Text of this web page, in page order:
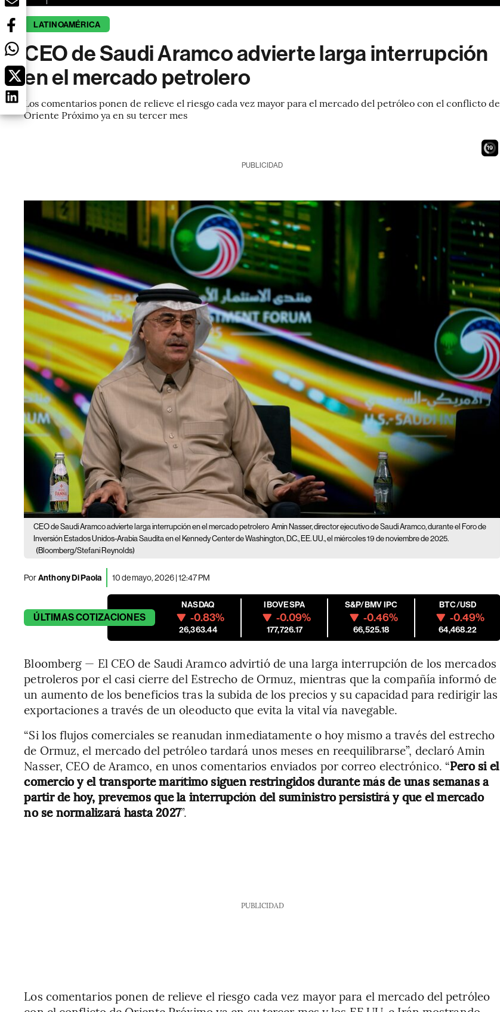
LATINOAMÉRICA
CEO de Saudi Aramco advierte larga interrupción
en el mercado petrolero
Los comentarios ponen de relieve el riesgo cada vez mayor para el mercado del petróleo con el conflicto de
Oriente Próximo ya en su tercer mes
17
PUBLICIDAD
CEO de Saudi Aramco advierte larga interrupción en el mercado petrolero Amin Nasser, director ejecutivo de Saudi Aramco, durante el Foro de
Inversión Estados Unidos-Arabia Saudita en el Kennedy Center de Washington, D.C., EE. UU., el miércoles 19 de noviembre de 2025.
(Bloomberg/Stefani Reynolds)
PorAnthony Di Paola 10 de mayo, 2026 | 12:47 PM
ÚLTIMASCOTIZACIONES
NASDAQ
-0.83%
26,363.44
IBOVESPA
-0.09%
177,726.17
S&P/BMV IPC
-0.46%
66,525.18
BTC/USD
-0.49%
64,468.22
Bloomberg — El CEO de Saudi Aramco advirtió de una larga interrupción de los mercados
petroleros por el casi cierre del Estrecho de Ormuz, mientras que la compañía informó de
un aumento de los beneficios tras la subida de los precios y su capacidad para redirigir las
exportaciones a través de un oleoducto que evita la vital vía navegable.
“Si los flujos comerciales se reanudan inmediatamente o hoy mismo a través del estrecho
de Ormuz, el mercado del petróleo tardará unos meses en reequilibrarse”, declaró Amin
Nasser, CEO de Aramco, en unos comentarios enviados por correo electrónico. “Pero si el
comercio y el transporte marítimo siguen restringidos durante más de unas semanas a
partir de hoy, prevemos que la interrupción del suministro persistirá y que el mercado
no se normalizará hasta 2027”.
PUBLICIDAD
Los comentarios ponen de relieve el riesgo cada vez mayor para el mercado del petróleo